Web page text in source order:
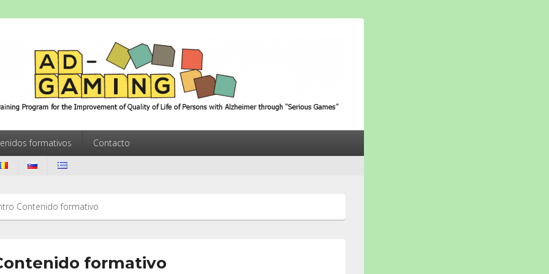
formativos Contacto
Contenido formativo
formativo